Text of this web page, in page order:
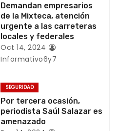
Demandan empresarios
de la Mixteca, atención
urgente a las carreteras
locales y federales
Oct 14, 2024
Informativo6y7
SEGURIDAD
Por tercera ocasión,
periodista Saúl Salazar es
amenazado